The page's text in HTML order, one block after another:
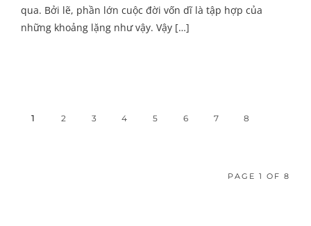
qua. Bởi lẽ, phần lớn cuộc đời vốn dĩ là tập hợp của
những khoảng lặng như vậy. Vậy […]
1 2 3 4 5 6 7 8
PAGE 1 OF 8